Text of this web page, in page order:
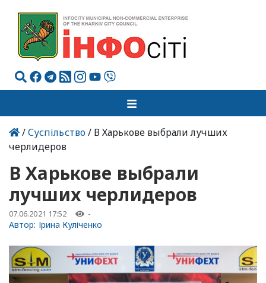
/Суспільство/ В Харькове выбрали лучших
черлидеров
В Харькове выбрали
лучших черлидеров
07.06.2021 17:52 -
Автор: Ірина Куліченко